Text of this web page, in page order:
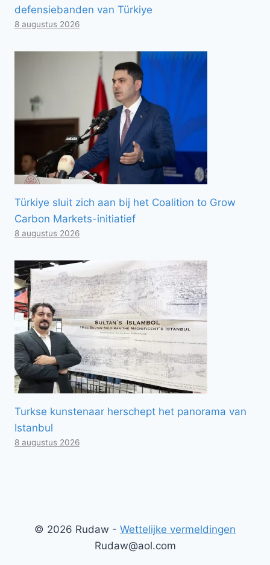
defensiebanden van Türkiye
8 augustus 2026
Türkiye sluit zich aan bij het Coalition to Grow
Carbon Markets-initiatief
8 augustus 2026
Turkse kunstenaar herschept het panorama van
Istanbul
8 augustus 2026
© 2026 Rudaw - Wettelijke vermeldingen
Rudaw@aol.com